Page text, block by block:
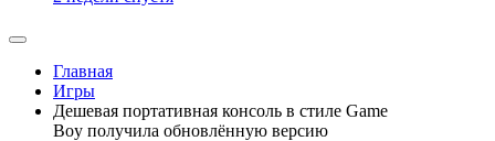
Главная
Игры
Дешевая портативная консоль в стиле Game
Boy получила обновлённую версию